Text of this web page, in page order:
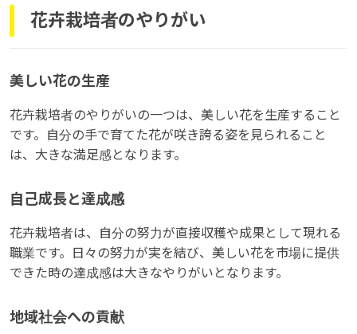
花卉栽培者のやりがい
美しい花の生産
花卉栽培者のやりがいの一つは、美しい花を生産すること
です。自分の手で育てた花が咲き誇る姿を見られること
は、大きな満足感となります。
自己成長と達成感
花卉栽培者は、自分の努力が直接収穫や成果として現れる
職業です。日々の努力が実を結び、美しい花を市場に提供
できた時の達成感は大きなやりがいとなります。
地域社会への貢献